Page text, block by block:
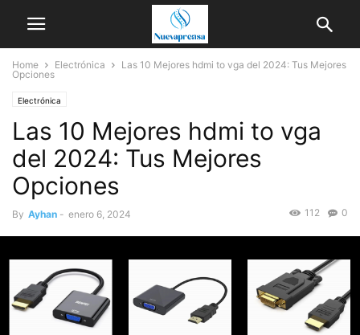
Home Electrónica
Las 10 Mejores hdmi to vga del 2024: Tus Mejores
Opciones
Electrónica
Las 10 Mejores hdmi to vga
del 2024: Tus Mejores
Opciones
By Ayhan - enero 6, 2024 0
112